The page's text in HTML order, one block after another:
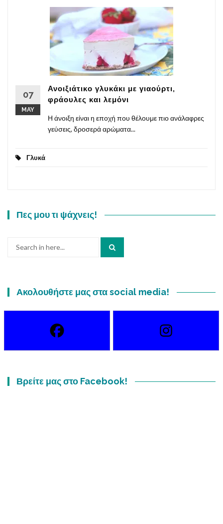
07
MAY
Ανοιξιάτικο γλυκάκι με γιαούρτι,
φράουλες και λεμόνι
Η άνοιξη είναι η εποχή που θέλουμε πιο ανάλαφρες
γεύσεις, δροσερά αρώματα...
Γλυκά
Πες μου τι ψάχνεις!
Ακολουθήστε μας στα social media!
Βρείτε μας στο Facebook!